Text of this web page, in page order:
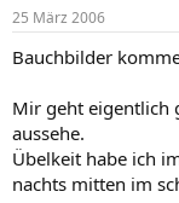
25 März 2006
Bauchbilder
Mir geht eigentlich
aussehe.
Übelkeit habe ich
nachts mitten im